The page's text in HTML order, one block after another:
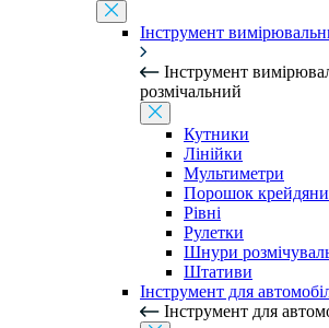
Інструмент
Інструмент
розмічальний
Кутники
Лінійки
Мультиметри
Порошок
Рівні
Рулетки
Шнури
Штативи
Інструмент для
Інструмент для